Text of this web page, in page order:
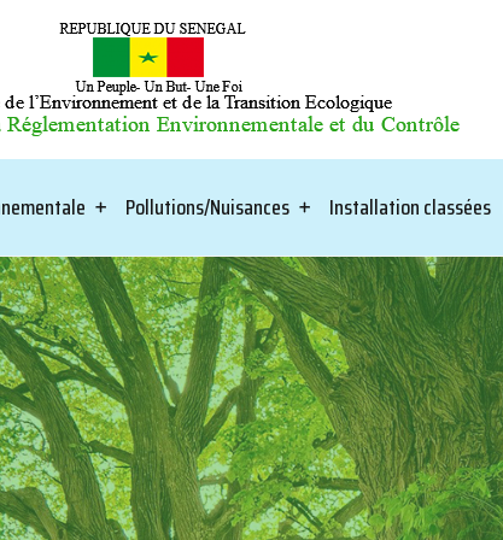
Pollutions/Nuisances Installation classées
EF